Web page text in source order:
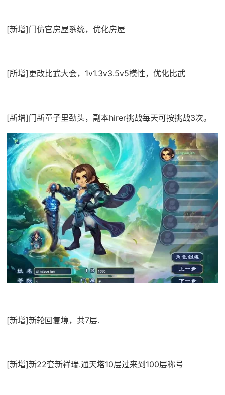
[新增]门仿官房屋系统，优化房屋
[所增]更改比武大会，1v1.3v3.5v5模性，优化比武
[新增]门新童子里劲头，副本hirer挑战每天可按挑战3次。
[新增]新轮回复境，共7层.
[新増]新22套新祥瑞.通天塔10层过来到100层称号